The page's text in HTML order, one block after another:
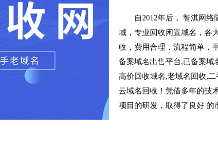
自2012年后， 智淇网
域，专业回收闲置域名，各
收，费用合理，流程简单，
备案域名出售平台,已备案域
高价回收域名,老域名回收,
云域名回收！凭借多年的技
项目的研发，取得了良好 的